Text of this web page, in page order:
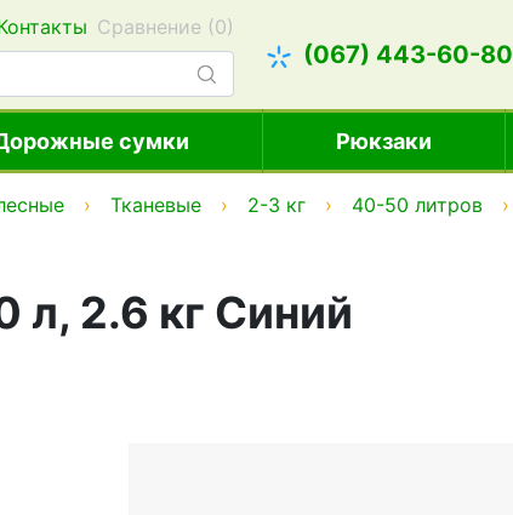
Сравнение (0)
(067) 443-60-80
сумки Рюкзаки
Тканевые 2-3 кг 40-50 литров
л, 2.6 кг Синий